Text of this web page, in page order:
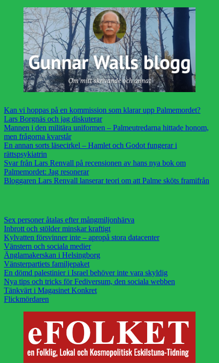
Kan vi hoppas på en kommission som klarar upp Palmemordet?
Lars Borgnäs och jag diskuterar
Mannen i den militära uniformen – Palmeutredarna hittade honom,
men frågorna kvarstår
En annan sorts läsecirkel – Hamlet och Godot fungerar i
rättspsykiatrin
Svar från Lars Renvall på recensionen av hans nya bok om
Palmemordet: Jag resonerar
Bloggaren Lars Renvall lanserar teori om att Palme sköts framifrån
Sex personer åtalas efter mångmiljonhärva
Inbrott och stölder minskar kraftigt
Kylvatten försvinner inte – apropå stora datacenter
Vänstern och sociala medier
Änglamakerskan i Helsingborg
Vänsterpartiets familjepaket
En dömd palestinier i Israel behöver inte vara skyldig
Nya tips och tricks för Fediversum, den sociala webben
Tänkvärt i Magasinet Konkret
Flickmördaren